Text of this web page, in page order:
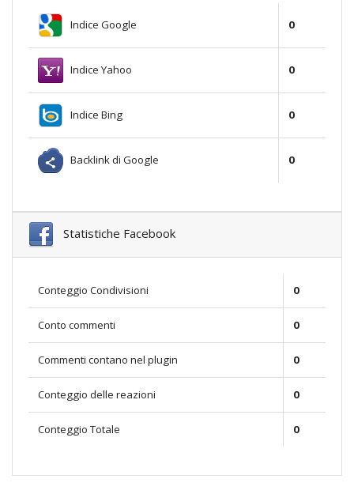
Indice Google 0
Indice Yahoo 0
Indice Bing 0
Backlink di Google 0
Statistiche Facebook
Conteggio Condivisioni 0
Conto commenti 0
Commenti contano nel plugin 0
Conteggio delle reazioni 0
Conteggio Totale 0